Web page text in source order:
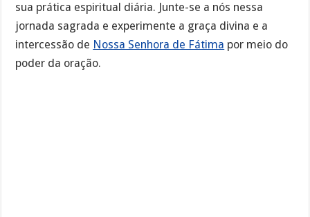
sua prática espiritual diária. Junte-se a nós nessa
jornada sagrada e experimente a graça divina e a
intercessão de Nossa Senhora de Fátima por meio do
poder da oração.